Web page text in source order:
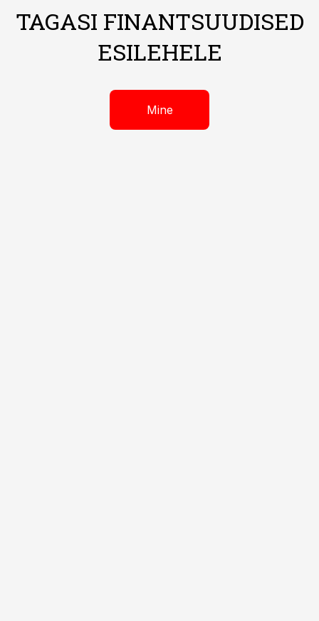
TAGASI FINANTSUUDISED
ESILEHELE
Mine